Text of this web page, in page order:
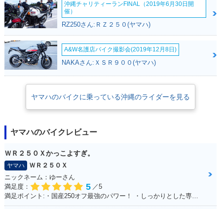
沖縄チャリティーランFINAL（2019年6月30日開
催）
RZ250さん:ＲＺ２５０(ヤマハ)
A&W名護店バイク撮影会(2019年12月8日)
NAKAさん:ＸＳＲ９００(ヤマハ)
ヤマハのバイクに乗っている沖縄のライダーを見る
ヤマハのバイクレビュー
ＷＲ２５０Ｘかっこよすぎ。
ヤマハ
ＷＲ２５０Ｘ
ニックネーム：ゆーさん
満足度：
5 ／5
満足ポイント:・国産250オフ最強のパワー！ ・しっかりとした専用設計の足回り！ ・スタイルよすぎ！ノーマル車でもめちゃカッコイイ！！ ・アフターパーツも250オフの中では多い方！ ・メンテサイクル長いから楽！ ・デカールでイメチェンし放題だから飽きが来ない！ ・ネットで情報集めがしやすい（ユーザーが多い）